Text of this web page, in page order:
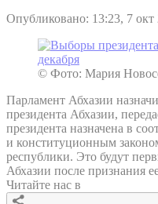
Опубликовано: 13:23, 7
© Фото: Мария
Парламент Абхазии
президента Абхазии,
президента назначена в
и конституционным
республики. Это будут
Абхазии после признания
Читайте нас в